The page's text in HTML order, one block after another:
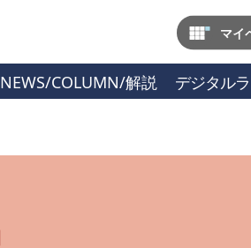
マイ
NEWS/COLUMN/解説 デジタル